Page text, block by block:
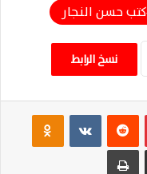
كتب حسن النجار
نسخ الرابط
بينتيريست ‏VKontakte
مشاركة عبر البريد طباعة